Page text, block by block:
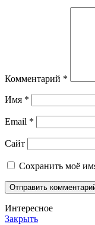
Комментарий *
Имя *
Email *
Сайт
Сохранить моё
Интересное
Закрыть